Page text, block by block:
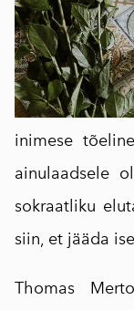
inimese
ainulaadsele
sokraatliku
siin, et jääda
Thomas